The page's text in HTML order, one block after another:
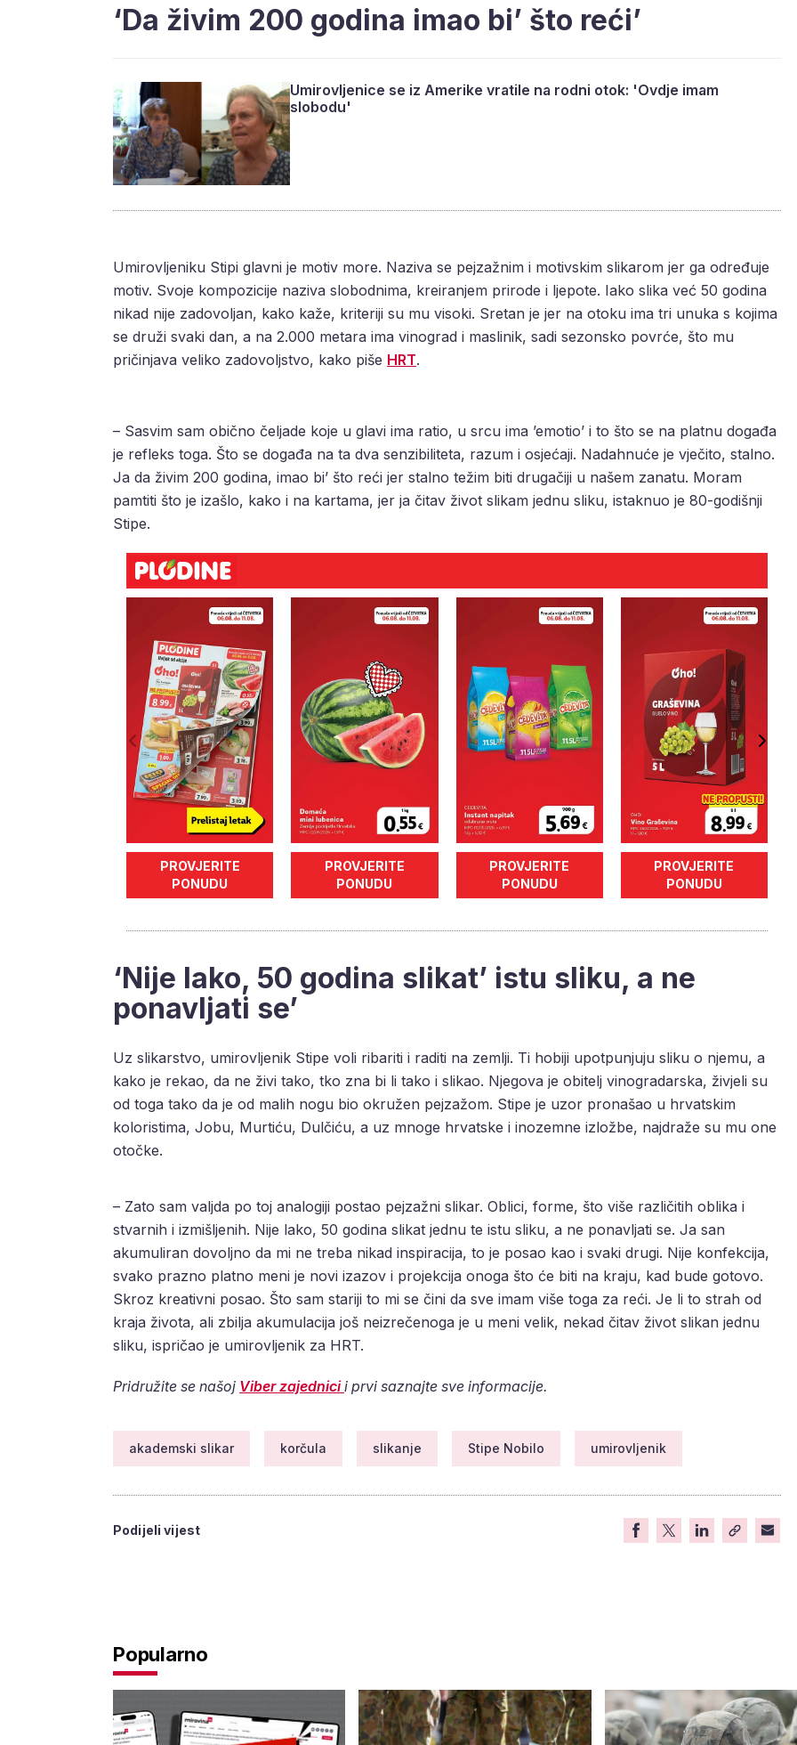
‘Da živim 200 godina imao bi’ što reći’
Umirovljenice se iz Amerike vratile na rodni otok: 'Ovdje imam
slobodu'
Umirovljeniku Stipi glavni je motiv more. Naziva se pejzažnim i motivskim slikarom jer ga određuje
motiv. Svoje kompozicije naziva slobodnima, kreiranjem prirode i ljepote. Iako slika već 50 godina
nikad nije zadovoljan, kako kaže, kriteriji su mu visoki. Sretan je jer na otoku ima tri unuka s kojima
se druži svaki dan, a na 2.000 metara ima vinograd i maslinik, sadi sezonsko povrće, što mu
pričinjava veliko zadovoljstvo, kako piše HRT.
– Sasvim sam obično čeljade koje u glavi ima ratio, u srcu ima ’emotio’ i to što se na platnu događa
je refleks toga. Što se događa na ta dva senzibiliteta, razum i osjećaji. Nadahnuće je vječito, stalno.
Ja da živim 200 godina, imao bi’ što reći jer stalno težim biti drugačiji u našem zanatu. Moram
pamtiti što je izašlo, kako i na kartama, jer ja čitav život slikam jednu sliku, istaknuo je 80-godišnji
Stipe.
PROVJERITE
PONUDU
PROVJERITE
PONUDU
PROVJERITE
PONUDU
PROVJERITE
PONUDU
‘Nije lako, 50 godina slikat’ istu sliku, a ne
ponavljati se’
Uz slikarstvo, umirovljenik Stipe voli ribariti i raditi na zemlji. Ti hobiji upotpunjuju sliku o njemu, a
kako je rekao, da ne živi tako, tko zna bi li tako i slikao. Njegova je obitelj vinogradarska, živjeli su
od toga tako da je od malih nogu bio okružen pejzažom. Stipe je uzor pronašao u hrvatskim
koloristima, Jobu, Murtiću, Dulčiću, a uz mnoge hrvatske i inozemne izložbe, najdraže su mu one
otočke.
– Zato sam valjda po toj analogiji postao pejzažni slikar. Oblici, forme, što više različitih oblika i
stvarnih i izmišljenih. Nije lako, 50 godina slikat jednu te istu sliku, a ne ponavljati se. Ja san
akumuliran dovoljno da mi ne treba nikad inspiracija, to je posao kao i svaki drugi. Nije konfekcija,
svako prazno platno meni je novi izazov i projekcija onoga što će biti na kraju, kad bude gotovo.
Skroz kreativni posao. Što sam stariji to mi se čini da sve imam više toga za reći. Je li to strah od
kraja života, ali zbilja akumulacija još neizrečenoga je u meni velik, nekad čitav život slikan jednu
sliku, ispričao je umirovljenik za HRT.
Pridružite se našoj Viber zajednicii prvi saznajte sve informacije.
akademski slikar korčula slikanje Stipe Nobilo umirovljenik
Podijeli vijest
Popularno